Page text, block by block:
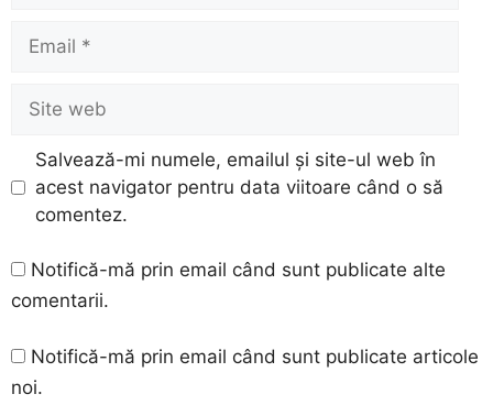
web
Salvează-mi numele, emailul și site-ul web în
acest navigator pentru data viitoare când o să
comentez.
Notifică-mă prin email când sunt publicate alte
comentarii.
Notifică-mă prin email când sunt publicate articole
noi.